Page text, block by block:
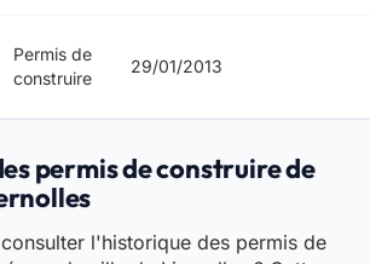
Permis de
construire
29/01/2013
permis de construire de
l'historique des permis de